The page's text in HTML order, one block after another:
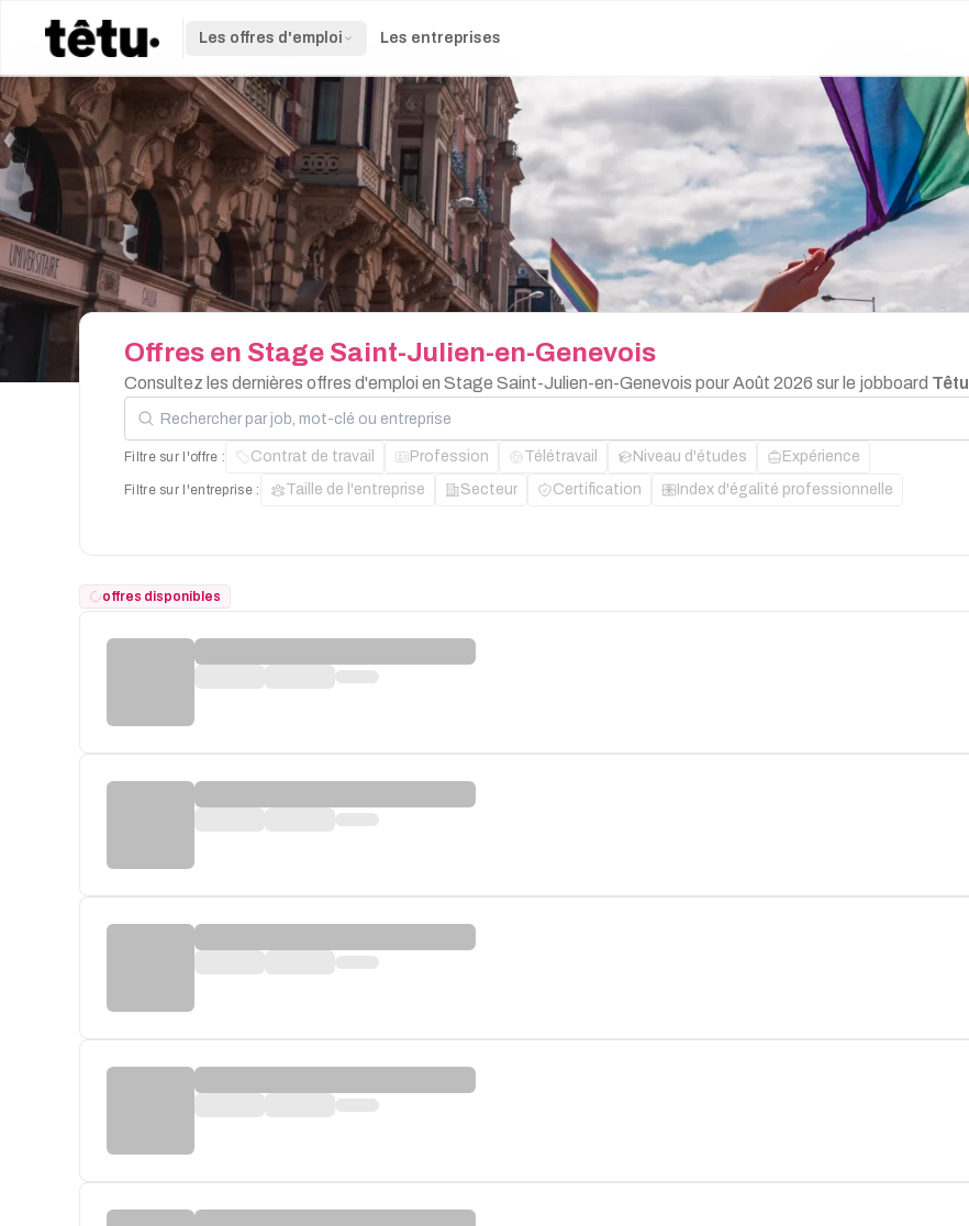
Les offres d'emploi Les entreprises
Offres en Stage Saint-Julien-en-Genevois
Consultez les dernières offres d'emploi en Stage Saint-Julien-en-Genevois pour Août 2026 sur le jobboard Têtu
Rechercher par job, mot-clé ou entreprise
Filtre sur l'offre : Contrat de travail Profession Télétravail Niveau d'études Expérience
Filtre sur l'entreprise : Taille de l'entreprise Secteur Certification Index d'égalité professionnelle
offres disponibles